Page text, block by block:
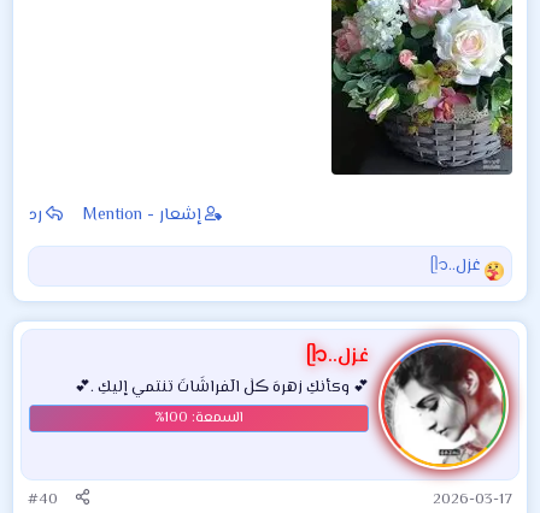
إشعار - Mention رد
ا
ل
ت
ف
ا
ع
ل
ا
ت
:
غزل..ᥫ᭡
غزل..ᥫ᭡
💕 وكأنكِ زهرهَ ڪلٰ الٓفراشَاتَ تنتمي إليكِ .💕
2026-03-17
#40